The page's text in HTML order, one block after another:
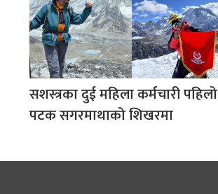
सशस्त्रका दुई महिला कर्मचारी पहिलो
पटक सगरमाथाको शिखरमा